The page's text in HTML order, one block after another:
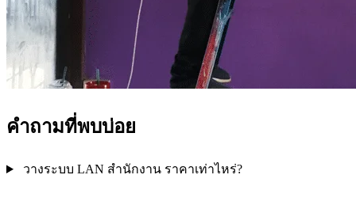
คำถามที่พบบ่อย
วางระบบ LAN สำนักงาน ราคาเท่าไหร่?